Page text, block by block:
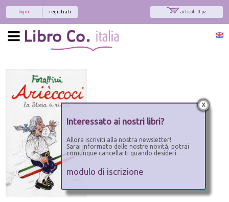
articoli: 0 pz.
registrati
login
x
Interessato ai nostri libri?
Allora iscriviti alla nostra newsletter!
Sarai informato delle nostre novità, potrai
comunque cancellarti quando desideri.
modulo di iscrizione